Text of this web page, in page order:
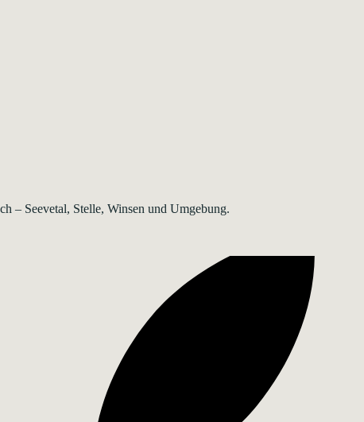
– Seevetal, Stelle, Winsen und Umgebung.